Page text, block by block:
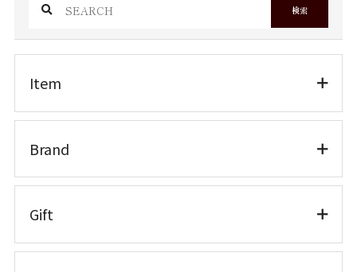
婦人シャツ
ポケットチーフ
Sale
ワイシャツ半袖
ワイシャツ長袖
カジュアルシャツ 長袖
検索
Item
半袖
ホワイトシャツ
クレリック
カラードシャツ
Brand
RATTI
ATELIER ROMENTINO
Gift